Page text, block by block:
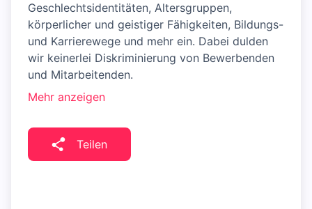
Geschlechtsidentitäten, Altersgruppen,
körperlicher und geistiger Fähigkeiten, Bildungs-
und Karrierewege und mehr ein. Dabei dulden
wir keinerlei Diskriminierung von Bewerbenden
und Mitarbeitenden.
Mehr anzeigen
Teilen